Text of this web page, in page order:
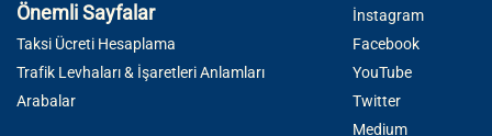
Önemli Sayfalar
Taksi Ücreti Hesaplama
Trafik Levhaları & İşaretleri Anlamları
Arabalar
İnstagram
Facebook
YouTube
Twitter
Medium